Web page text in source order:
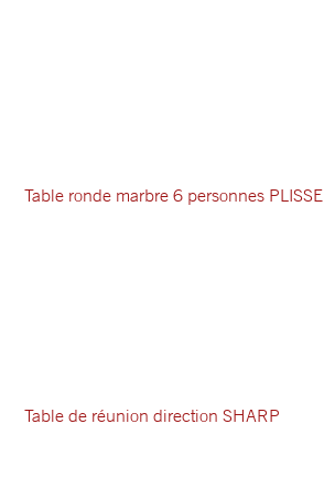
Table ronde marbre 6 personnes PLISSE
Table de réunion direction SHARP